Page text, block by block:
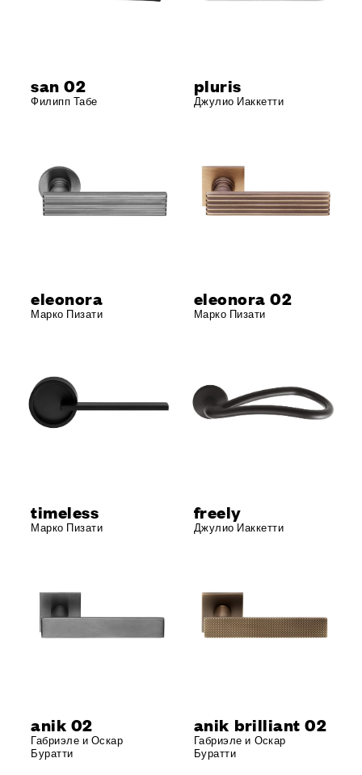
san 02
Филипп Табе
pluris
Джулио Иаккетти
eleonora
Марко Пизати
eleonora 02
Марко Пизати
timeless
Марко Пизати
freely
Джулио Иаккетти
anik 02
Габриэле и Оскар
Буратти
anik brilliant 02
Габриэле и Оскар
Буратти